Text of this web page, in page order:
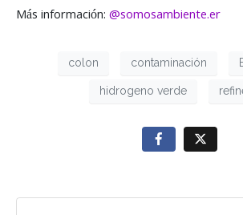
Más información:@somosambiente.er
colon contaminación
hidrogeno verde